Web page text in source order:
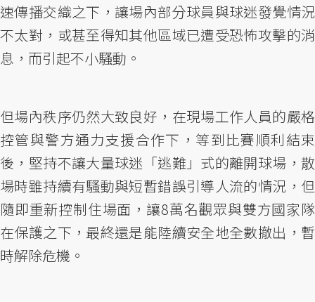
速傳播交織之下，讓場內部分球員與球迷發覺情況
不太對，或甚至得知其他區域已遭受恐怖攻擊的消
息，而引起不小騷動。
但場內秩序仍然大致良好，在現場工作人員的嚴格
控管與警方通力支援合作下，等到比賽順利結束
後，堅持不讓大量球迷「逃難」式的離開球場，散
場時雖持續有騷動與短暫錯誤引導人流的情況，但
隨即重新控制住場面，讓8萬名觀眾與雙方國家隊
在保護之下，最終還是能陸續安全地全數撤出，暫
時解除危機。